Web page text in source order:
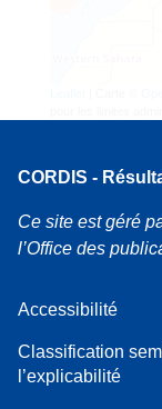
CORDIS -
Ce site est géré
l’Office des
Accessibilité
Classification
l’explicabilité